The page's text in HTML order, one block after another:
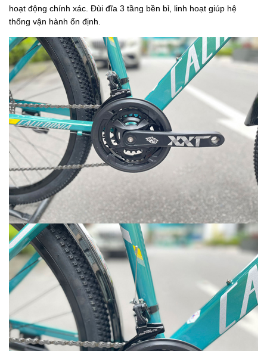
hoạt động chính xác. Đùi đĩa 3 tầng bền bỉ, linh hoạt giúp hệ
thống vận hành ổn định.